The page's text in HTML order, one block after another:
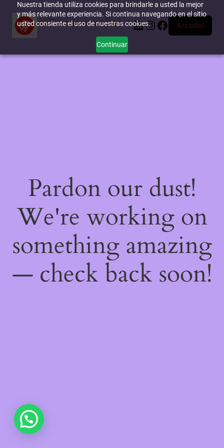
Nuestra tienda utiliza cookies para brindarle a usted la mejor
y más relevante experiencia. Si continua navegando en el sitio
usted consiente el uso de nuestras cookies.
Continuar
miTienda-e.online LinkedIn
Instagram
Facebook
Acceder
Pardon our dust!
We're working on
something amazing
— check back soon!